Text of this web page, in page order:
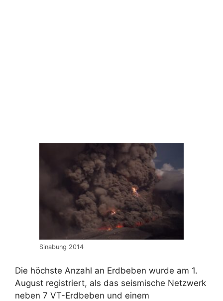
Sinabung 2014
Die höchste Anzahl an Erdbeben wurde am 1.
August registriert, als das seismische Netzwerk
neben 7 VT-Erdbeben und einem